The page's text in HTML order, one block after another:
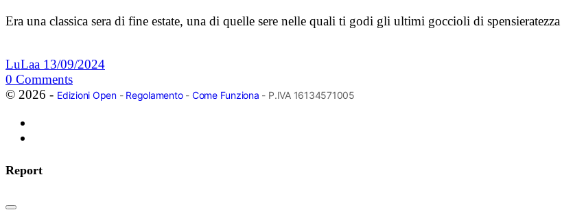
Era una classica sera di fine estate, una di quelle sere nelle quali ti godi gli ultimi goccioli di
LuLaa 13/09/2024
0 Comments
© 2026 - Edizioni Open- Regolamento- Come Funziona - P.IVA 16134571005
Report